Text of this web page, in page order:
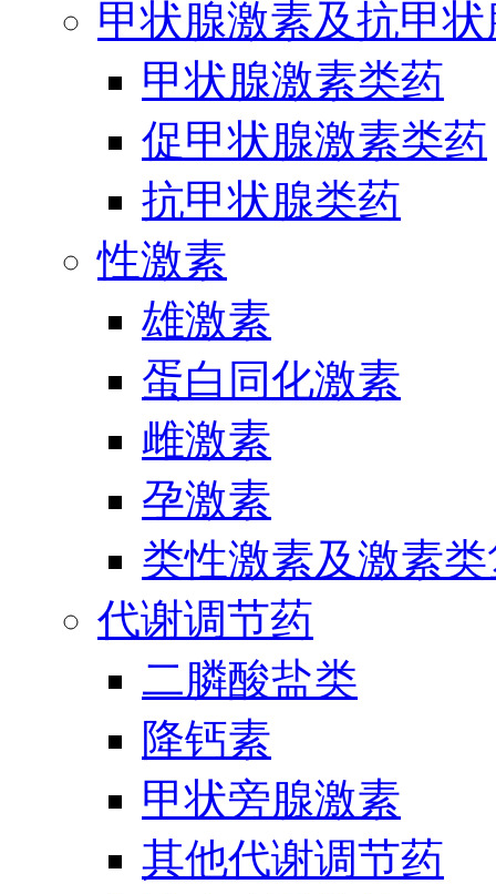
甲状腺激素及抗甲
甲状腺激素类药
促甲状腺激素类药
抗甲状腺类药
性激素
雄激素
蛋白同化激素
雌激素
孕激素
类性激素及激素
代谢调节药
二膦酸盐类
降钙素
甲状旁腺激素
其他代谢调节药